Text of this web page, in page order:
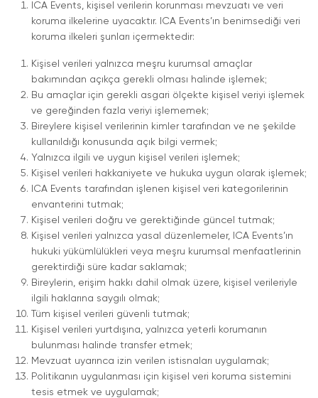
ICA Events, kişisel verilerin korunması mevzuatı ve veri
koruma ilkelerine uyacaktır. ICA Events’ın benimsediği veri
koruma ilkeleri şunları içermektedir:
Kişisel verileri yalnızca meşru kurumsal amaçlar
bakımından açıkça gerekli olması halinde işlemek;
Bu amaçlar için gerekli asgari ölçekte kişisel veriyi işlemek
ve gereğinden fazla veriyi işlememek;
Bireylere kişisel verilerinin kimler tarafından ve ne şekilde
kullanıldığı konusunda açık bilgi vermek;
Yalnızca ilgili ve uygun kişisel verileri işlemek;
Kişisel verileri hakkaniyete ve hukuka uygun olarak işlemek;
ICA Events tarafından işlenen kişisel veri kategorilerinin
envanterini tutmak;
Kişisel verileri doğru ve gerektiğinde güncel tutmak;
Kişisel verileri yalnızca yasal düzenlemeler, ICA Events’ın
hukuki yükümlülükleri veya meşru kurumsal menfaatlerinin
gerektirdiği süre kadar saklamak;
Bireylerin, erişim hakkı dahil olmak üzere, kişisel verileriyle
ilgili haklarına saygılı olmak;
Tüm kişisel verileri güvenli tutmak;
Kişisel verileri yurtdışına, yalnızca yeterli korumanın
bulunması halinde transfer etmek;
Mevzuat uyarınca izin verilen istisnaları uygulamak;
Politikanın uygulanması için kişisel veri koruma sistemini
tesis etmek ve uygulamak;